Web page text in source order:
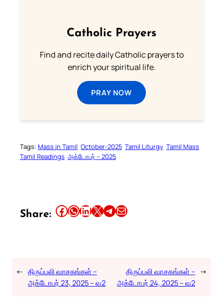
Catholic Prayers
Find and recite daily Catholic prayers to
enrich your spiritual life.
PRAY NOW
Tags: Mass in Tamil October-2025 Tamil Liturgy Tamil Mass
Tamil Readings அக்டோபர் – 2025
Share: Share this article on Facebook Share this article on WhatsApp Share this article on LinkedIn Share this article on X Share this article on TelegramEmail this Article
← திருப்பலி வாசகங்கள் –
அக்டோபர் 23, 2025 – வ2
திருப்பலி வாசகங்கள் –
அக்டோபர் 24, 2025 – வ2
→